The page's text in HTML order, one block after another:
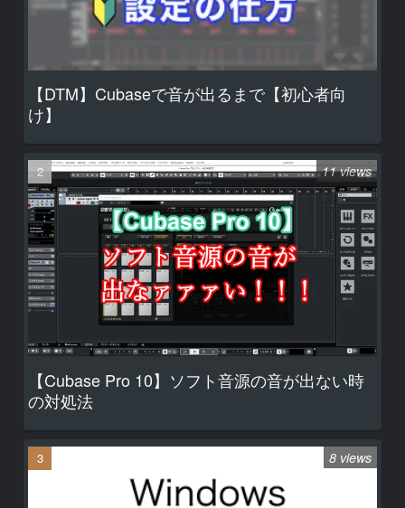
【DTM】Cubaseで音が出るまで【初心者向
け】
【Cubase Pro 10】ソフト音源の音が出ない時
の対処法
11 views
8 views